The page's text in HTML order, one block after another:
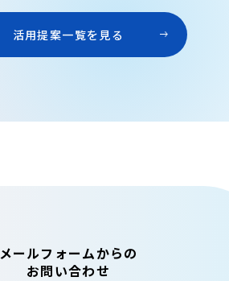
活用提案一覧を見る
メールフォームからの
お問い合わせ